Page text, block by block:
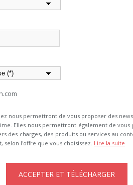
nous permettront de vous proposer des
Elles nous permettront également de vous
des charges, des produits ou services au
selon l'offre que vous choisissez. Lire la suite